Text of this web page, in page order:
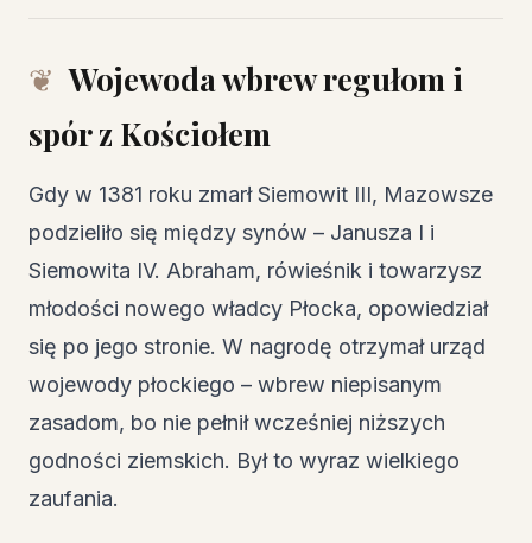
Wojewoda wbrew regułom i
spór z Kościołem
Gdy w 1381 roku zmarł Siemowit III, Mazowsze
podzieliło się między synów – Janusza I i
Siemowita IV. Abraham, rówieśnik i towarzysz
młodości nowego władcy Płocka, opowiedział
się po jego stronie. W nagrodę otrzymał urząd
wojewody płockiego – wbrew niepisanym
zasadom, bo nie pełnił wcześniej niższych
godności ziemskich. Był to wyraz wielkiego
zaufania.